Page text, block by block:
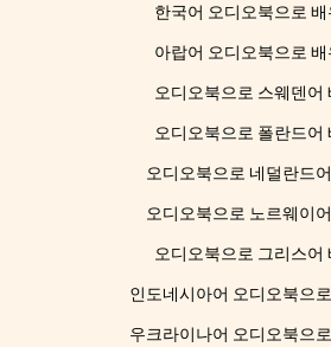
한국어 오디오북으로 배
아랍어 오디오북으로 배
오디오북으로 스웨덴어
오디오북으로 폴란드어
오디오북으로 네덜란드
오디오북으로 노르웨이
오디오북으로 그리스어
인도네시아어 오디오북으
우크라이나어 오디오북으